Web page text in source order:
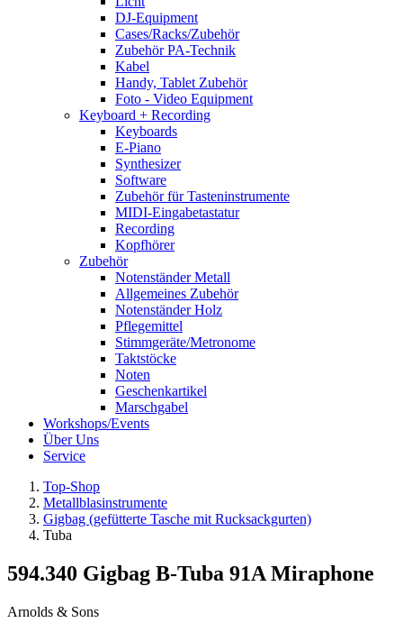
DJ-Equipment
Cases/Racks/Zubehör
Zubehör PA-Technik
Kabel
Handy, Tablet Zubehör
Foto - Video Equipment
Keyboard + Recording
Keyboards
E-Piano
Synthesizer
Software
Zubehör für Tasteninstrumente
MIDI-Eingabetastatur
Recording
Kopfhörer
Zubehör
Notenständer Metall
Allgemeines Zubehör
Notenständer Holz
Pflegemittel
Stimmgeräte/Metronome
Taktstöcke
Noten
Geschenkartikel
Marschgabel
Workshops/Events
Über Uns
Service
Top-Shop
Metallblasinstrumente
Gigbag (gefütterte Tasche mit Rucksackgurten)
Tuba
594.340 Gigbag B-Tuba 91A Miraphone
Arnolds & Sons